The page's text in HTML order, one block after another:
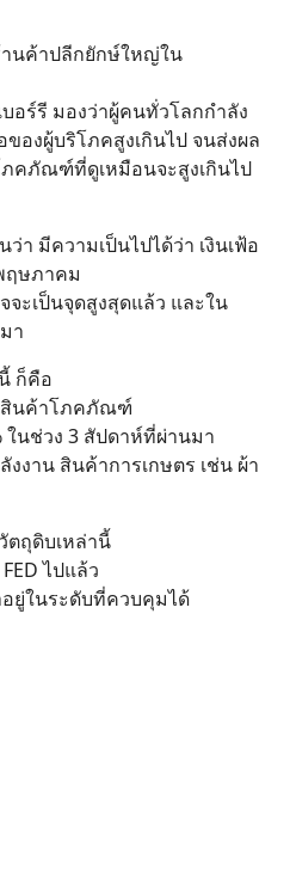
นค้าปลีกยักษ์ใหญ่ใน
อร์รี มองว่าผู้คนทั่วโลกกำลัง
องผู้บริโภคสูงเกินไป จนส่งผล
คภัณฑ์ที่ดูเหมือนจะสูงเกินไป
า มีความเป็นไปได้ว่า เงินเฟ้อ
ฤษภาคม
จะเป็นจุดสูงสุดแล้ว และใน
า
ก็คือ
สินค้าโภคภัณฑ์
ในช่วง 3 สัปดาห์ที่ผ่านมา
งาน สินค้าการเกษตร เช่น ผ้า
ตถุดิบเหล่านี้
ไปแล้ว
อยู่ในระดับที่ควบคุมได้